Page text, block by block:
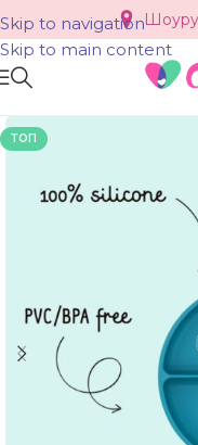
Skip to navigation
Skip to main content
ТОП